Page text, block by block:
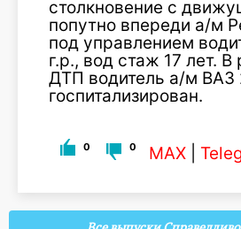
столкновение с
попутно впереди а/м
под управлением
г.р., вод стаж 17 лет. В
ДТП водитель а/м ВАЗ
госпитализирован.
0 0 MAX